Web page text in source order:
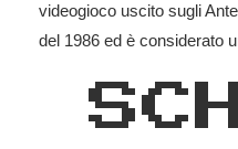
videogioco uscito sugli
del 1986 ed è considerato